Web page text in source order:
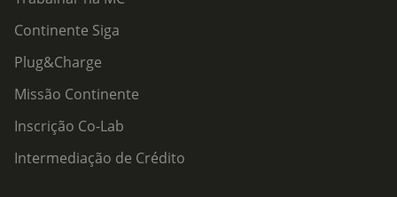
Continente Siga
Plug&Charge
Missão Continente
Inscrição Co-Lab
Intermediação de Crédito